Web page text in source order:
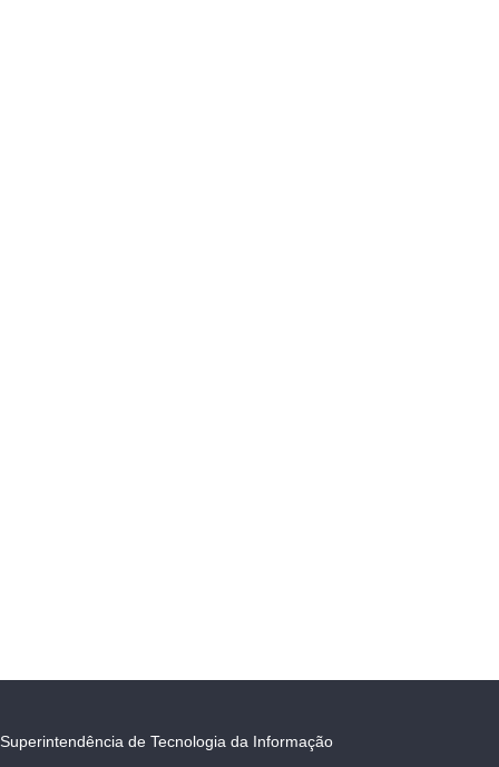
Superintendência de Tecnologia da Informação